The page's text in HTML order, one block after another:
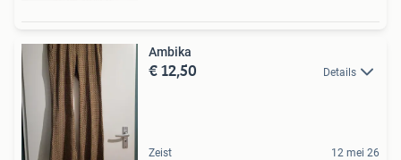
Ambika
€ 12,50 Details
Zeist 12 mei 26